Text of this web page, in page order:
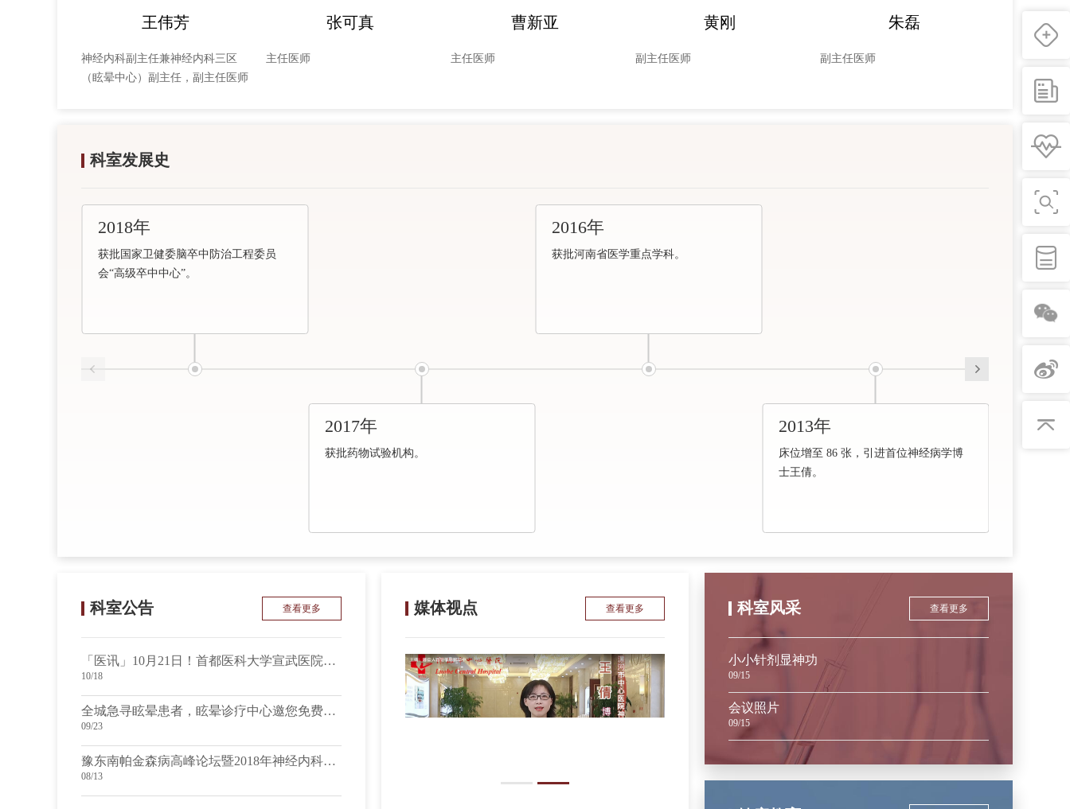
王伟芳
神经内科副主任兼神经内科三区
（眩晕中心）副主任，副主任医师
张可真
主任医师
曹新亚
主任医师
黄刚
副主任医师
朱磊
副主任医师
科室发展史
2018年
获批国家卫健委脑卒中防治工程委员
会“高级卒中中心”。
2017年
获批药物试验机构。
2016年
获批河南省医学重点学科。
2013年
床位增至 86 张，引进首位神经病学博
士王倩。
申报国家卫
脑卒中筛查
科室风采 查看更多
小小针剂显神功
09/15
会议照片
09/15
科室公告 查看更多
「医讯」10月21日！首都医科大学宣武医院神经内科段建钢教授来院坐诊！
10/18
全城急寻眩晕患者，眩晕诊疗中心邀您免费体验G-Force眩晕综合诊疗系统
09/23
豫东南帕金森病高峰论坛暨2018年神经内科专业年会的通知
08/13
媒体视点 查看更多